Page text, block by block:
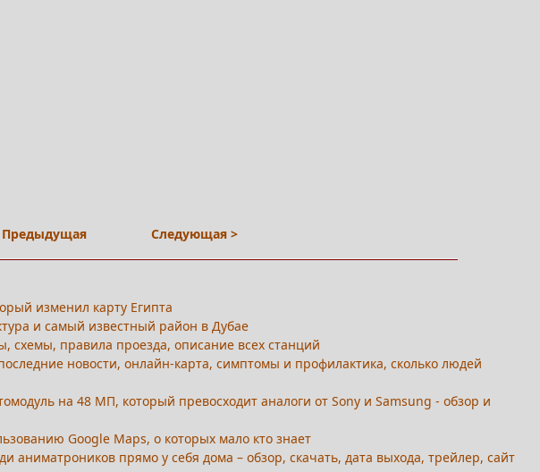
Предыдущая Следующая >
изменил карту Египта
и самый известный район в Дубае
схемы, правила проезда, описание всех станций
новости, онлайн-карта, симптомы и профилактика, сколько людей
на 48 МП, который превосходит аналоги от Sony и Samsung - обзор и
Google Maps, о которых мало кто знает
аниматроников прямо у себя дома – обзор, скачать, дата выхода, трейлер, сайт